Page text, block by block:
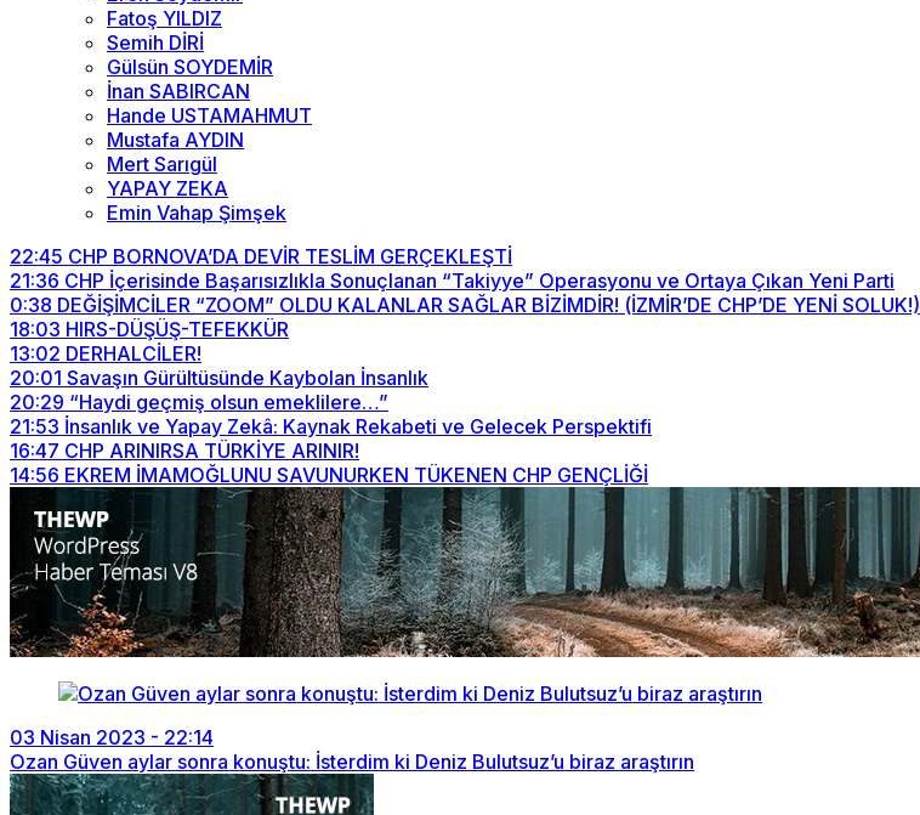
Fatoş YILDIZ
Semih DİRİ
Gülsün SOYDEMİR
İnan SABIRCAN
Hande USTAMAHMUT
Mustafa AYDIN
Mert Sarıgül
YAPAY ZEKA
Emin Vahap Şimşek
22:45 CHP BORNOVA’DA DEVİR TESLİM GERÇEKLEŞTİ
21:36 CHP İçerisinde Başarısızlıkla Sonuçlanan “Takiyye” Operasyonu ve Ortaya Çıkan Yeni Parti
0:38 DEĞİŞİMCİLER “ZOOM” OLDU KALANLAR SAĞLAR BİZİMDİR! (İZMİR’DE CHP’DE YENİ SOLUK!)
18:03 HIRS-DÜŞÜŞ-TEFEKKÜR
13:02 DERHALCİLER!
20:01 Savaşın Gürültüsünde Kaybolan İnsanlık
20:29 “Haydi geçmiş olsun emeklilere…”
21:53 İnsanlık ve Yapay Zekâ: Kaynak Rekabeti ve Gelecek Perspektifi
16:47 CHP ARINIRSA TÜRKİYE ARINIR!
14:56 EKREM İMAMOĞLUNU SAVUNURKEN TÜKENEN CHP GENÇLİĞİ
03 Nisan 2023 - 22:14
Ozan Güven aylar sonra konuştu: İsterdim ki Deniz Bulutsuz’u biraz araştırın